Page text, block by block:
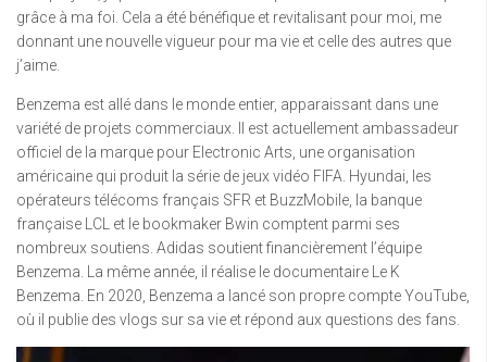
grâce à ma foi. Cela a été bénéfique et revitalisant pour moi, me
donnant une nouvelle vigueur pour ma vie et celle des autres que
j’aime.
Benzema est allé dans le monde entier, apparaissant dans une
variété de projets commerciaux. Il est actuellement ambassadeur
officiel de la marque pour Electronic Arts, une organisation
américaine qui produit la série de jeux vidéo FIFA. Hyundai, les
opérateurs télécoms français SFR et BuzzMobile, la banque
française LCL et le bookmaker Bwin comptent parmi ses
nombreux soutiens. Adidas soutient financièrement l’équipe
Benzema. La même année, il réalise le documentaire Le K
Benzema. En 2020, Benzema a lancé son propre compte YouTube,
où il publie des vlogs sur sa vie et répond aux questions des fans.